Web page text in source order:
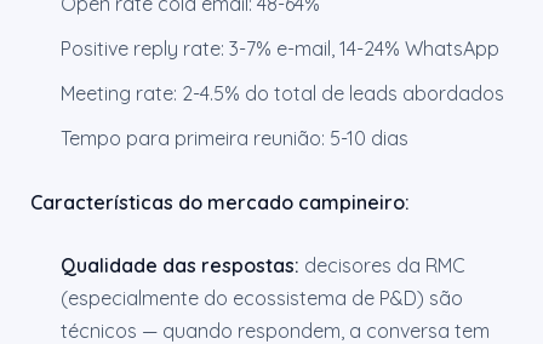
Positive reply rate: 3-7% e-mail, 14-24% WhatsApp
Meeting rate: 2-4.5% do total de leads abordados
Tempo para primeira reunião: 5-10 dias
Características do mercado campineiro:
Qualidade das respostas: decisores da RMC
(especialmente do ecossistema de P&D) são
técnicos — quando respondem, a conversa tem